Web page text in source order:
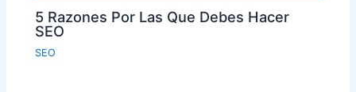
5 Razones Por Las Que Debes Hacer
SEO
SEO